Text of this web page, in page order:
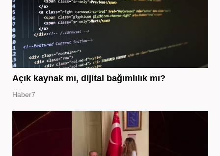
Açık kaynak mı, dijital bağımlılık mı?
Haber7